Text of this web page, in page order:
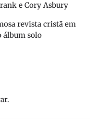
e Cory Asbury
revista cristã em
álbum solo